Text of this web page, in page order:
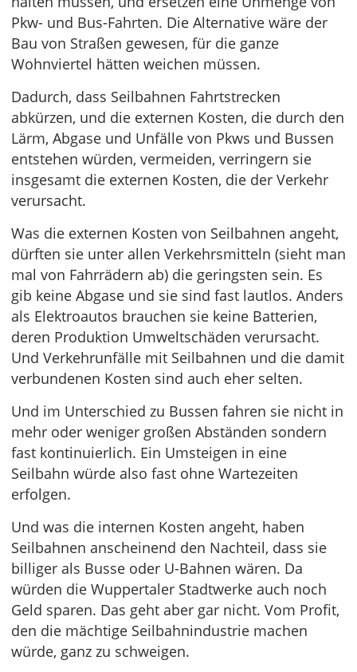
Pkw- und Bus-Fahrten. Die Alternative wäre der
Bau von Straßen gewesen, für die ganze
Wohnviertel hätten weichen müssen.
Dadurch, dass Seilbahnen Fahrtstrecken
abkürzen, und die externen Kosten, die durch den
Lärm, Abgase und Unfälle von Pkws und Bussen
entstehen würden, vermeiden, verringern sie
insgesamt die externen Kosten, die der Verkehr
verursacht.
Was die externen Kosten von Seilbahnen angeht,
dürften sie unter allen Verkehrsmitteln (sieht man
mal von Fahrrädern ab) die geringsten sein. Es
gib keine Abgase und sie sind fast lautlos. Anders
als Elektroautos brauchen sie keine Batterien,
deren Produktion Umweltschäden verursacht.
Und Verkehrunfälle mit Seilbahnen und die damit
verbundenen Kosten sind auch eher selten.
Und im Unterschied zu Bussen fahren sie nicht in
mehr oder weniger großen Abständen sondern
fast kontinuierlich. Ein Umsteigen in eine
Seilbahn würde also fast ohne Wartezeiten
erfolgen.
Und was die internen Kosten angeht, haben
Seilbahnen anscheinend den Nachteil, dass sie
billiger als Busse oder U-Bahnen wären. Da
würden die Wuppertaler Stadtwerke auch noch
Geld sparen. Das geht aber gar nicht. Vom Profit,
den die mächtige Seilbahnindustrie machen
würde, ganz zu schweigen.